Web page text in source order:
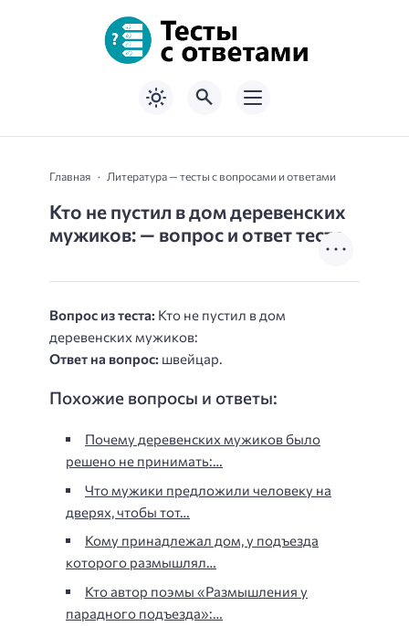
Главная Литература — тесты с вопросами и ответами
Кто не пустил в дом деревенских
мужиков: — вопрос и ответ теста
Вопрос из теста: Кто не пустил в дом
деревенских мужиков:
Ответ на вопрос: швейцар.
Похожие вопросы и ответы:
Почему деревенских мужиков было
решено не принимать:…
Что мужики предложили человеку на
дверях, чтобы тот…
Кому принадлежал дом, у подъезда
которого размышлял…
Кто автор поэмы «Размышления у
парадного подъезда»:…